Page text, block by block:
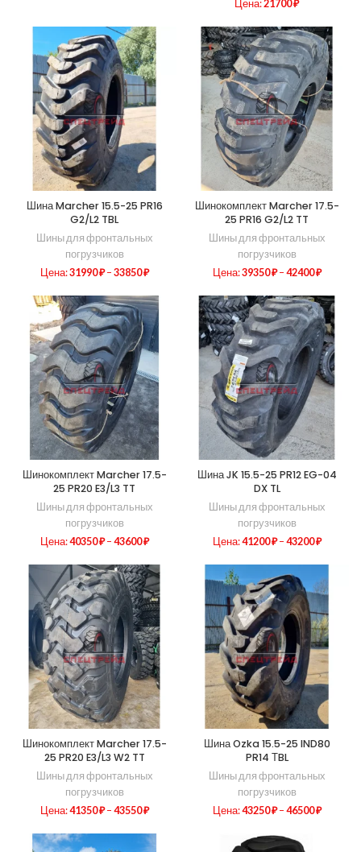
Цена:21700₽
Шина Marcher 15.5-25 PR16
G2/L2 TBL
Шины для фронтальных
погрузчиков
Цена:31990₽– 33850₽
Шинокомплект Marcher 17.5-
25 PR16 G2/L2 TT
Шины для фронтальных
погрузчиков
Цена:39350₽– 42400₽
Шинокомплект Marcher 17.5-
25 PR20 E3/L3 TT
Шины для фронтальных
погрузчиков
Цена:40350₽– 43600₽
Шина JK 15.5-25 PR12 EG-04
DX TL
Шины для фронтальных
погрузчиков
Цена:41200₽– 43200₽
Шинокомплект Marcher 17.5-
25 PR20 E3/L3 W2 TT
Шины для фронтальных
погрузчиков
Цена:41350₽– 43550₽
Шина Ozka 15.5-25 IND80
PR14 ТBL
Шины для фронтальных
погрузчиков
Цена:43250₽– 46500₽